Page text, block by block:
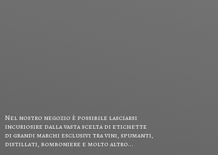
Nel nostro negozio è possibile lasciarsi
incuriosire dalla vasta scelta di etichette
di grandi marchi esclusivi tra vini, spumanti,
distillati, bomboniere e molto altro...